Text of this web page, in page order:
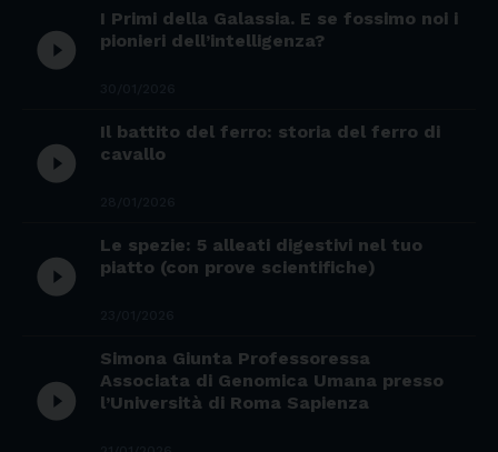
play_circle_filled
I Primi della Galassia. E se fossimo noi i
pionieri dell’intelligenza?
play_circle_filled
Il battito del ferro: storia del ferro di
cavallo
play_circle_filled
Le spezie: 5 alleati digestivi nel tuo
piatto (con prove scientifiche)
play_circle_filled
Simona Giunta Professoressa
Associata di Genomica Umana presso
l’Università di Roma Sapienza